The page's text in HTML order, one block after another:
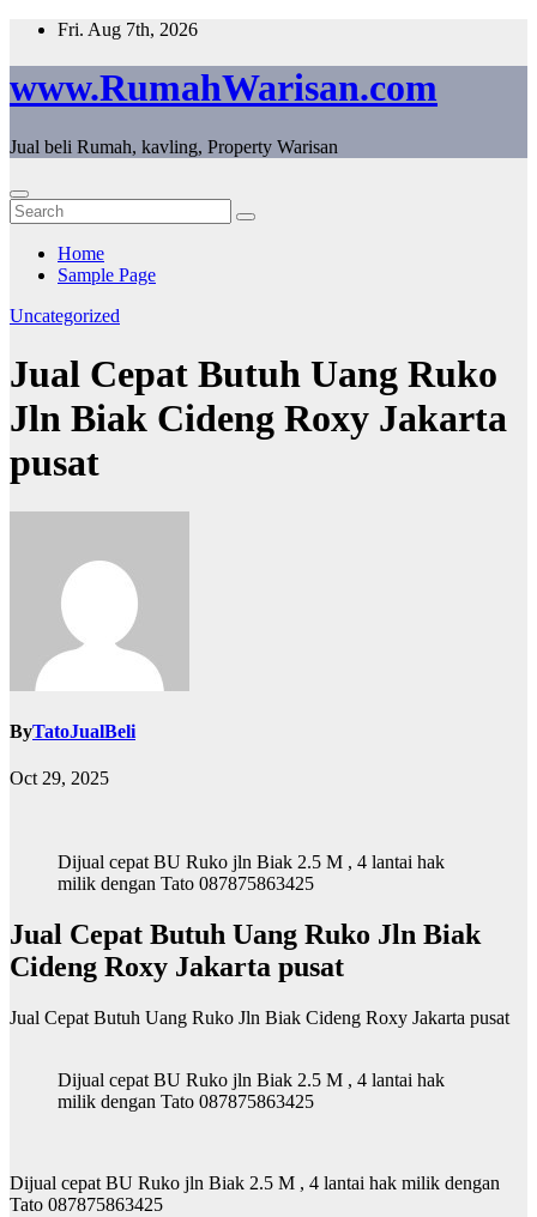
Skip
content
Fri. Aug 7th, 2026
www.RumahWarisan.com
Jual beli Rumah, kavling, Property Warisan
Home
Sample Page
Uncategorized
Jual Cepat Butuh Uang Ruko
Jln Biak Cideng Roxy Jakarta
pusat
ByTatoJualBeli
Oct 29, 2025
Dijual cepat BU Ruko jln Biak 2.5 M , 4 lantai hak
milik dengan Tato 087875863425
Jual Cepat Butuh Uang Ruko Jln Biak
Cideng Roxy Jakarta pusat
Jual Cepat Butuh Uang Ruko Jln Biak Cideng Roxy Jakarta pusat
Dijual cepat BU Ruko jln Biak 2.5 M , 4 lantai hak
milik dengan Tato 087875863425
Dijual cepat BU Ruko jln Biak 2.5 M , 4 lantai hak milik dengan
Tato 087875863425